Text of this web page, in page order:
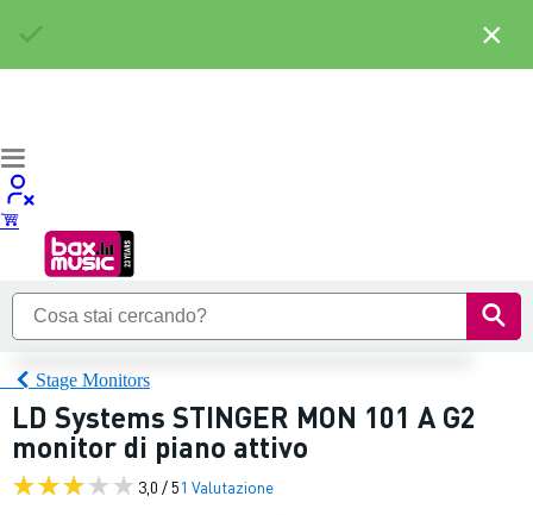
Stage Monitors
LD Systems STINGER MON 101 A G2
monitor di piano attivo
3,0 / 51 Valutazione
×